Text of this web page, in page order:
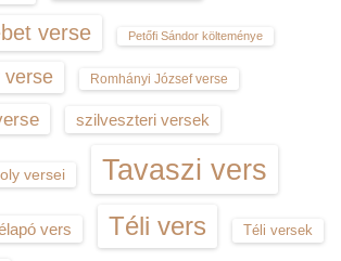
verse Petőfi Sándor költeménye
verse Romhányi József verse
szilveszteri versek
versei Tavaszi vers
vers Téli vers Téli versek